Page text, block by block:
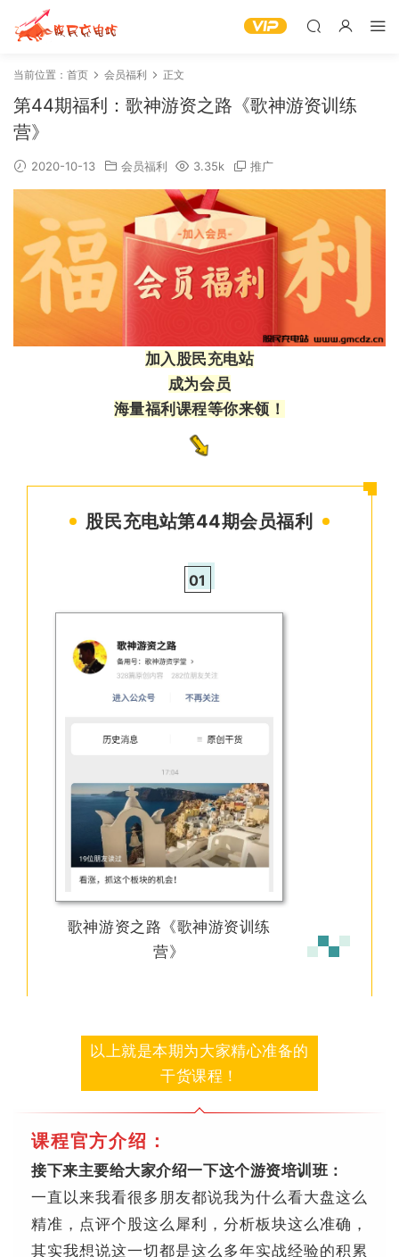
当前位置： 首页 会员福利 正文
第44期福利：歌神游资之路《歌神游资训练
营》
2020-10-13 会员福利 3.35k 推广
加入股民充电站
成为会员
海量福利课程等你来领！
股民充电站第44期会员福利
01
歌神游资之路《歌神游资训练
营》
以上就是本期为大家精心准备的
干货课程！
课程官方介绍：
接下来主要给大家介绍一下这个游资培训班：
一直以来我看很多朋友都说我为什么看大盘这么
精准，点评个股这么犀利，分析板块这么准确，
其实我想说这一切都是这么多年实战经验的积累